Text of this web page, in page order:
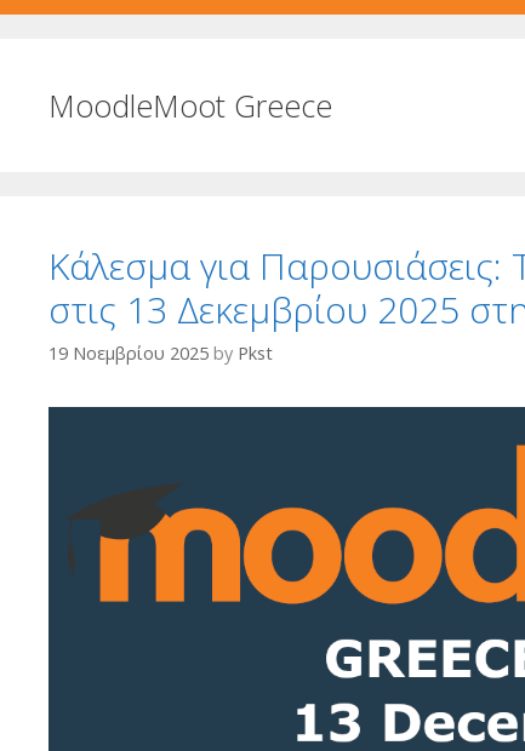
MoodleMoot Greece
Κάλεσμα για
στις 13 Δεκεμβρίου 2025
19 Νοεμβρίου 2025 by Pkst